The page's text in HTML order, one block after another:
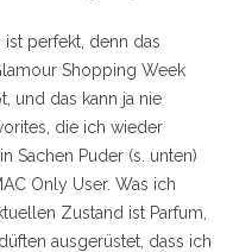
ist perfekt, denn das
Shopping Week
und das kann ja nie
die ich wieder
Sachen Puder (s. unten)
Only User. Was ich
Zustand ist Parfum,
ausgerüstet, dass ich